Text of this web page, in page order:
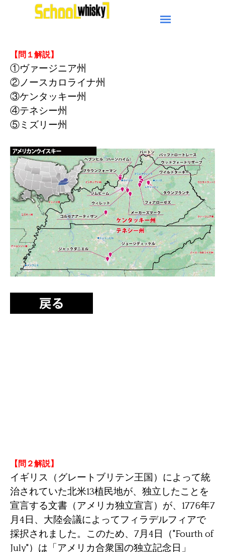
【問１解説】
①ヴァージニア州
②ノースカロライナ州
③ケンタッキー州
④テネシー州
⑤ミズリー州
【問２解説】
イギリス（グレートブリテン王国）によって統
治されていた北米13植民地が、独立したことを
宣言する文書（アメリカ独立宣言）が、1776年7
月4日、大陸会議によってフィラデルフィアで
採択されました。このため、7月4日（"Fourth of
July"）は「アメリカ合衆国の独立記念日」